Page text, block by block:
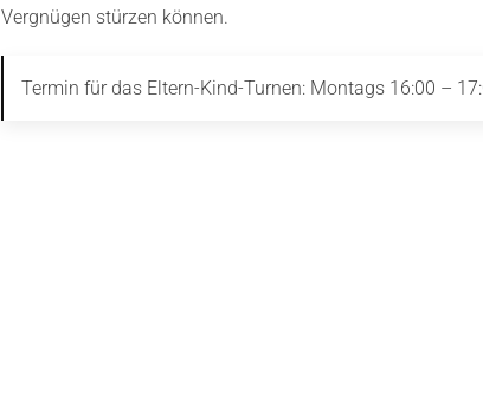
Vergnügen stürzen können.
Termin für das Eltern-Kind-Turnen: Montags 16:00 –